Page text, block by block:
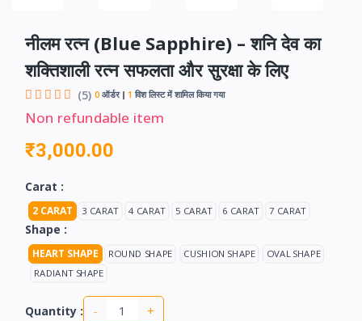
नीलम रत्न (Blue Sapphire) – शनि देव का
शक्तिशाली रत्न सफलता और सुरक्षा के लिए
(5) 0 ऑर्डर 1 विश लिस्ट में शामिल किया गया
Non refundable item
₹3,000.00
Carat :
2 CARAT 3 CARAT 4 CARAT 5 CARAT 6 CARAT 7 CARAT
Shape :
HEART SHAPE ROUND SHAPE CUSHION SHAPE
OVAL SHAPE
RADIANT SHAPE
Quantity : - +